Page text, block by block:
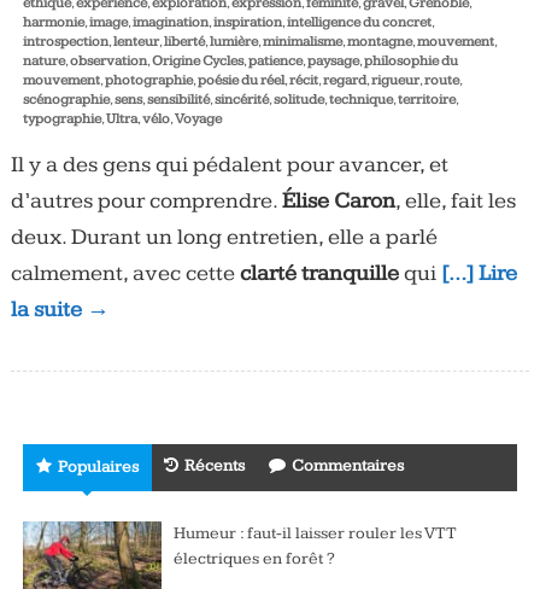
harmonie,image,imagination,inspiration,intelligence du concret,
introspection,lenteur,liberté,lumière,minimalisme,montagne,mouvement,
nature,observation,Origine Cycles,patience,paysage,philosophie du
mouvement,photographie,poésie du réel,récit,regard,rigueur,route,
scénographie,sens,sensibilité,sincérité,solitude,technique,territoire,
typographie,Ultra,vélo,Voyage
Il y a des gens qui pédalent pour avancer, et
d’autres pour comprendre.Élise Caron, elle, fait les
deux. Durant un long entretien, elle a parlé
calmement, avec cetteclarté tranquillequi […] Lire
la suite →
Populaires Récents Commentaires
Humeur : faut-il laisser rouler les VTT
électriques en forêt ?